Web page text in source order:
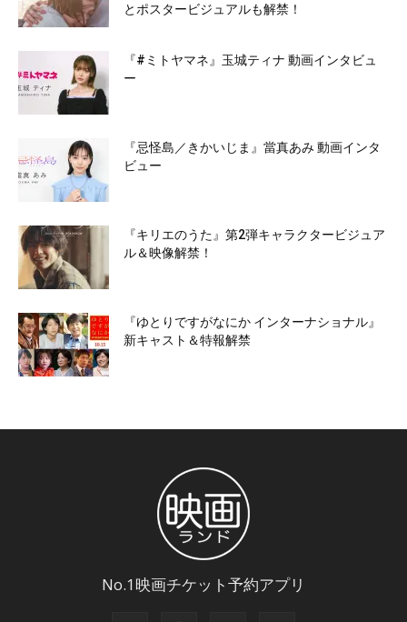
とポスタービジュアルも解禁！
『#ミトヤマネ』玉城ティナ 動画インタビュ
ー
『忌怪島／きかいじま』當真あみ 動画インタ
ビュー
『キリエのうた』第2弾キャラクタービジュア
ル＆映像解禁！
『ゆとりですがなにか インターナショナル』
新キャスト＆特報解禁
No.1映画チケット予約アプリ